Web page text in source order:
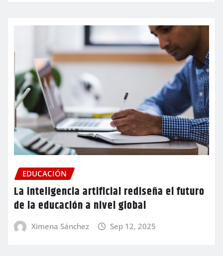
EDUCACIÓN
La inteligencia artificial rediseña el futuro
de la educación a nivel global
Ximena Sánchez Sep 12, 2025